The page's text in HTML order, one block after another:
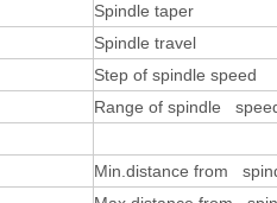
Spindle taper
Spindle travel
Step of spindle speed
Range of spindle
Min.distance from